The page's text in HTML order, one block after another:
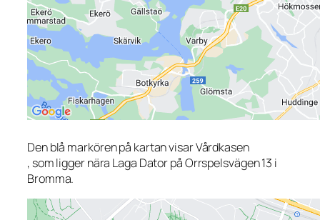
Den blå markören på kartan visar Vårdkasen
, som ligger nära Laga Dator på Orrspelsvägen 13 i
Bromma.